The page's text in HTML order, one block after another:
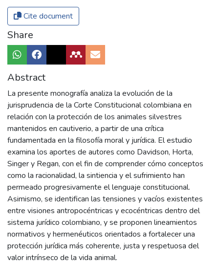
Cite document
Share
Abstract
La presente monografía analiza la evolución de la
jurisprudencia de la Corte Constitucional colombiana en
relación con la protección de los animales silvestres
mantenidos en cautiverio, a partir de una crítica
fundamentada en la filosofía moral y jurídica. El estudio
examina los aportes de autores como Davidson, Horta,
Singer y Regan, con el fin de comprender cómo conceptos
como la racionalidad, la sintiencia y el sufrimiento han
permeado progresivamente el lenguaje constitucional.
Asimismo, se identifican las tensiones y vacíos existentes
entre visiones antropocéntricas y ecocéntricas dentro del
sistema jurídico colombiano, y se proponen lineamientos
normativos y hermenéuticos orientados a fortalecer una
protección jurídica más coherente, justa y respetuosa del
valor intrínseco de la vida animal.